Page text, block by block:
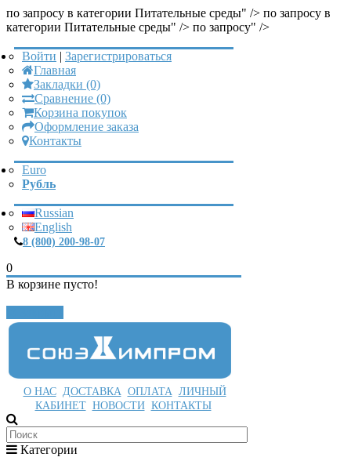
по запросу в категории Питательные среды" /> по запросу в
категории Питательные среды" /> по запросу" />
Войти | Зарегистрироваться
Главная
Закладки (0)
Сравнение (0)
Корзина покупок
Оформление заказа
Контакты
Euro
Рубль
Russian
English
8 (800) 200-98-07
0
В корзине пусто!
О НАС ДОСТАВКА ОПЛАТА ЛИЧНЫЙ
КАБИНЕТ НОВОСТИ КОНТАКТЫ
Категории